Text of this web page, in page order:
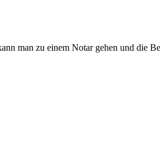
man zu einem Notar gehen und die